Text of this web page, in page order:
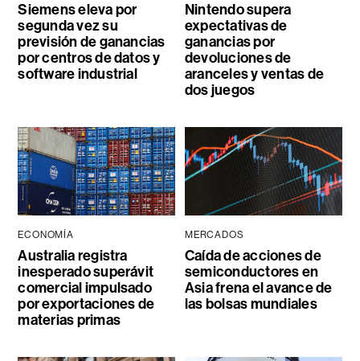
Siemens eleva por
segunda vez su
previsión de ganancias
por centros de datos y
software industrial
Nintendo supera
expectativas de
ganancias por
devoluciones de
aranceles y ventas de
dos juegos
ECONOMÍA
Australia registra
inesperado superávit
comercial impulsado
por exportaciones de
materias primas
MERCADOS
Caída de acciones de
semiconductores en
Asia frena el avance de
las bolsas mundiales